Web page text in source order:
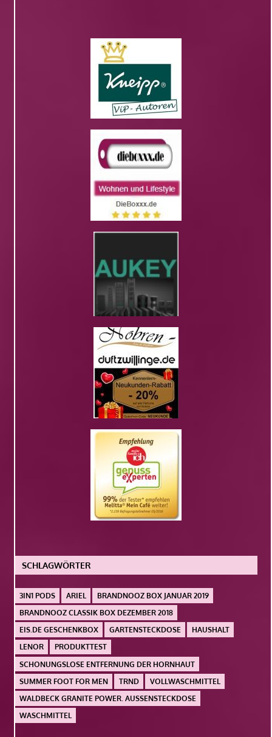
SCHLAGWÖRTER
3IN1 PODS ARIEL
BRANDNOOZ BOX JANUAR 2019
BRANDNOOZ CLASSIK BOX DEZEMBER 2018
EIS.DE GESCHENKBOX
GARTENSTECKDOSE
HAUSHALT
LENOR
PRODUKTTEST
SCHONUNGSLOSE ENTFERNUNG DER HORNHAUT
SUMMER FOOT FOR MEN
TRND
VOLLWASCHMITTEL
WALDBECK GRANITE POWER. AUSSENSTECKDOSE
WASCHMITTEL